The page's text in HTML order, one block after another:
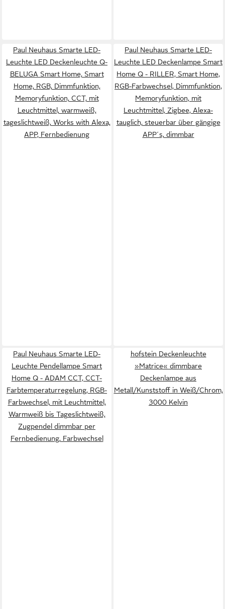
Paul Neuhaus Smarte LED-
Leuchte LED Deckenleuchte Q-
BELUGA Smart Home, Smart
Home, RGB, Dimmfunktion,
Memoryfunktion, CCT, mit
Leuchtmittel, warmweiß,
tageslichtweiß, Works with Alexa,
APP, Fernbedienung
Paul Neuhaus Smarte LED-
Leuchte LED Deckenlampe Smart
Home Q - RILLER, Smart Home,
RGB-Farbwechsel, Dimmfunktion,
Memoryfunktion, mit
Leuchtmittel, Zigbee, Alexa-
tauglich, steuerbar über gängige
APP´s, dimmbar
Paul Neuhaus Smarte LED-
Leuchte Pendellampe Smart
Home Q - ADAM CCT, CCT-
Farbtemperaturregelung, RGB-
Farbwechsel, mit Leuchtmittel,
Warmweiß bis Tageslichtweiß,
Zugpendel dimmbar per
Fernbedienung, Farbwechsel
hofstein Deckenleuchte
»Matrice« dimmbare
Deckenlampe aus
Metall/Kunststoff in Weiß/Chrom,
3000 Kelvin